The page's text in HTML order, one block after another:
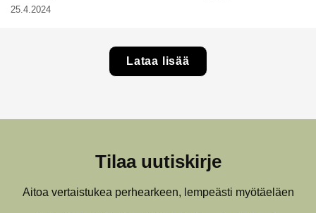
25.4.2024
Lataa lisää
Tilaa uutiskirje
Aitoa vertaistukea perhearkeen, lempeästi myötäeläen